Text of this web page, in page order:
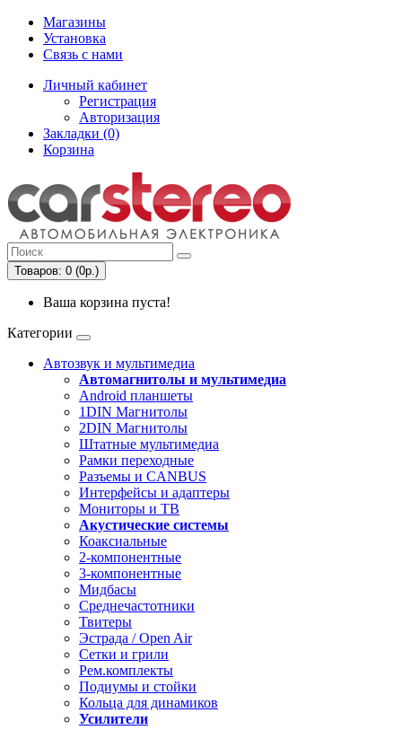
Магазины
Установка
Связь с нами
Личный кабинет
Регистрация
Авторизация
Закладки (0)
Корзина
Товаров: 0 (0р.)
Ваша корзина пуста!
Категории
Автозвук и мультимедиа
Автомагнитолы и мультимедиа
Android планшеты
1DIN Магнитолы
2DIN Магнитолы
Штатные мультимедиа
Рамки переходные
Разъемы и CANBUS
Интерфейсы и адаптеры
Мониторы и ТВ
Акустические системы
Коаксиальные
2-компонентные
3-компонентные
Мидбасы
Среднечастотники
Твитеры
Эстрада / Open Air
Сетки и грили
Рем.комплекты
Подиумы и стойки
Кольца для динамиков
Усилители